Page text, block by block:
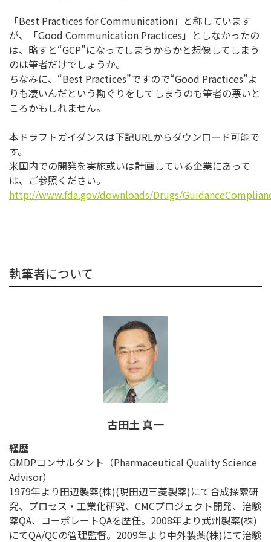
「Best Practices for Communication」と称しています
が、「Good Communication Practices」としなかったの
は、略すと“GCP”になってしまうからかと想像してしまう
のは筆者だけでしょうか。
ちなみに、“Best Practices”ですので“Good Practices”よ
りも凄いんだという勘ぐりをしてしまうのも筆者の悪いと
ころかもしれません。
本ドラフトガイダンスは下記URLからダウンロード可能で
す。
米国内での開発を実施或いは計画している企業にあって
は、ご参照ください。
http://www.fda.gov/downloads/Drugs/
執筆者について
古田土 真一
経歴
GMDPコンサルタント（Pharmaceutical Quality Science
Advisor）
1979年より田辺製薬(株)(現田辺三菱製薬)にて合成探索研
究、プロセス・工業化研究、CMCプロジェクト開発、治験
薬QA、コーポレートQAを歴任。2008年より武州製薬(株)
にてQA/QCの管理監督。2009年より中外製薬(株)にて治験